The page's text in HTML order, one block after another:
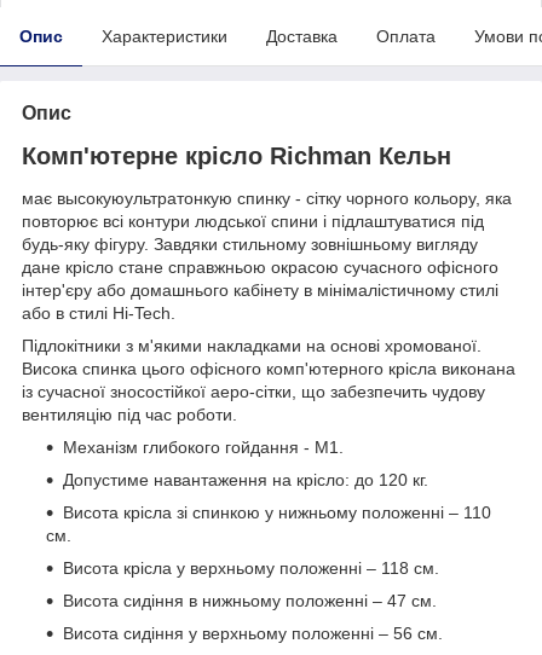
Опис Характеристики Доставка Оплата Умови
Опис
Комп'ютерне крісло Richman Кельн
має высокуюультратонкую спинку - сітку чорного кольору, яка
повторює всі контури людської спини і підлаштуватися під
будь-яку фігуру. Завдяки стильному зовнішньому вигляду
дане крісло стане справжньою окрасою сучасного офісного
інтер'єру або домашнього кабінету в мінімалістичному стилі
або в стилі Hi-Tech.
Підлокітники з м'якими накладками на основі хромованої.
Висока спинка цього офісного комп'ютерного крісла виконана
із сучасної зносостійкої аеро-сітки, що забезпечить чудову
вентиляцію під час роботи.
Механізм глибокого гойдання - M1.
Допустиме навантаження на крісло: до 120 кг.
Висота крісла зі спинкою у нижньому положенні – 110
см.
Висота крісла у верхньому положенні – 118 см.
Висота сидіння в нижньому положенні – 47 см.
Висота сидіння у верхньому положенні – 56 см.